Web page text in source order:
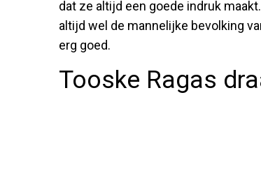
dat ze altijd een goede indruk
altijd wel de mannelijke bevolking
erg goed.
Tooske Ragas